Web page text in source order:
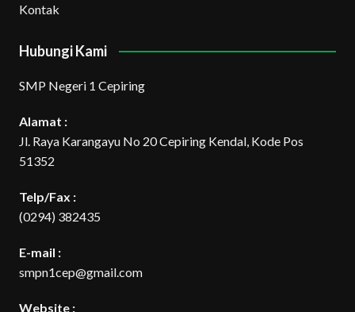
Kontak
Hubungi Kami
SMP Negeri 1 Cepiring
Alamat :
Jl. Raya Karangayu No 20 Cepiring Kendal, Kode Pos
51352
Telp/Fax :
(0294) 382435
E-mail :
smpn1cep@gmail.com
Website :